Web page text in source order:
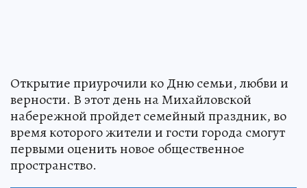
Открытие приурочили ко Дню семьи, любви и
верности. В этот день на Михайловской
набережной пройдет семейный праздник, во
время которого жители и гости города смогут
первыми оценить новое общественное
пространство.